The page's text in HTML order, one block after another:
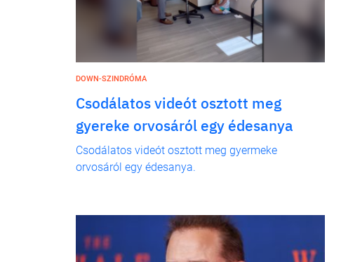
DOWN-SZINDRÓMA
Csodálatos videót osztott meg
gyereke orvosáról egy édesanya
Csodálatos videót osztott meg gyermeke
orvosáról egy édesanya.